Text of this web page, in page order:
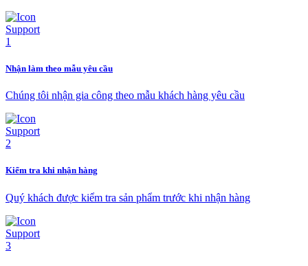
Nhận làm theo mẫu yêu cầu
Chúng tôi nhận gia công theo mẫu khách hàng yêu cầu
Kiểm tra khi nhận hàng
Quý khách được kiểm tra sản phẩm trước khi nhận hàng